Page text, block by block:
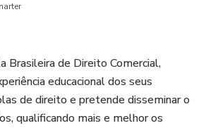
Brasileira de Direito Comercial,
educacional dos seus
de direito e pretende disseminar o
qualificando mais e melhor os